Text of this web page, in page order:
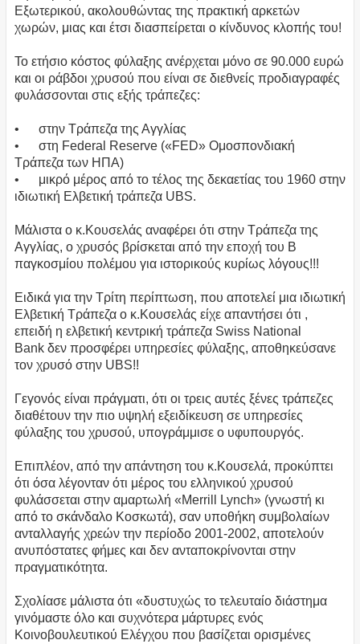
Εξωτερικού, ακολουθώντας της πρακτική αρκετών
χωρών, μιας και έτσι διασπείρεται ο κίνδυνος κλοπής του!
Το ετήσιο κόστος φύλαξης ανέρχεται μόνο σε 90.000 ευρώ
και οι ράβδοι χρυσού που είναι σε διεθνείς προδιαγραφές
φυλάσσονται στις εξής τράπεζες:
• στην Τράπεζα της Αγγλίας
• στη Federal Reserve («FED» Ομοσπονδιακή
Τράπεζα των ΗΠΑ)
• μικρό μέρος από το τέλος της δεκαετίας του 1960 στην
ιδιωτική Ελβετική τράπεζα UBS.
Μάλιστα ο κ.Κουσελάς αναφέρει ότι στην Τράπεζα της
Αγγλίας, ο χρυσός βρίσκεται από την εποχή του Β
παγκοσμίου πολέμου για ιστορικούς κυρίως λόγους!!!
Ειδικά για την Τρίτη περίπτωση, που αποτελεί μια ιδιωτική
Ελβετική Τράπεζα ο κ.Κουσελάς είχε απαντήσει ότι ,
επειδή η ελβετική κεντρική τράπεζα Swiss National
Bank δεν προσφέρει υπηρεσίες φύλαξης, αποθηκεύσανε
τον χρυσό στην UBS!!
Γεγονός είναι πράγματι, ότι οι τρεις αυτές ξένες τράπεζες
διαθέτουν την πιο υψηλή εξειδίκευση σε υπηρεσίες
φύλαξης του χρυσού, υπογράμμισε ο υφυπουργός.
Επιπλέον, από την απάντηση του κ.Κουσελά, προκύπτει
ότι όσα λέγονταν ότι μέρος του ελληνικού χρυσού
φυλάσσεται στην αμαρτωλή «Merrill Lynch» (γνωστή κι
από το σκάνδαλο Κοσκωτά), σαν υποθήκη συμβολαίων
ανταλλαγής χρεών την περίοδο 2001-2002, αποτελούν
ανυπόστατες φήμες και δεν ανταποκρίνονται στην
πραγματικότητα.
Σχολίασε μάλιστα ότι «δυστυχώς το τελευταίο διάστημα
γινόμαστε όλο και συχνότερα μάρτυρες ενός
Κοινοβουλευτικού Ελέγχου που βασίζεται ορισμένες